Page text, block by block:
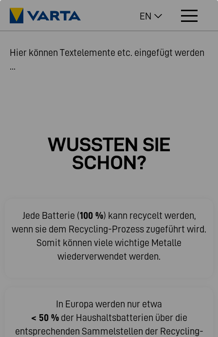
EN
Hier können Textelemente etc. eingefügt werden
...
WUSSTEN SIE
SCHON?
Jede Batterie (100 %) kann recycelt werden,
wenn sie dem Recycling-Prozess zugeführt wird.
Somit können viele wichtige Metalle
wiederverwendet werden.
In Europa werden nur etwa
< 50 %der Haushaltsbatterien über die
entsprechenden Sammelstellen der Recycling-